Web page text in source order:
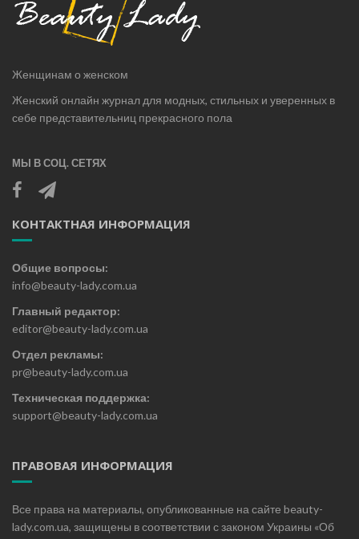
Женщинам о женском
Женский онлайн журнал для модных, стильных и уверенных в
себе представительниц прекрасного пола
МЫ В СОЦ. СЕТЯХ
КОНТАКТНАЯ ИНФОРМАЦИЯ
Общие вопросы:
info@beauty-lady.com.ua
Главный редактор:
editor@beauty-lady.com.ua
Отдел рекламы:
pr@beauty-lady.com.ua
Техническая поддержка:
support@beauty-lady.com.ua
ПРАВОВАЯ ИНФОРМАЦИЯ
Все права на материалы, опубликованные на сайте beauty-
lady.com.ua, защищены в соответствии с законом Украины «Об